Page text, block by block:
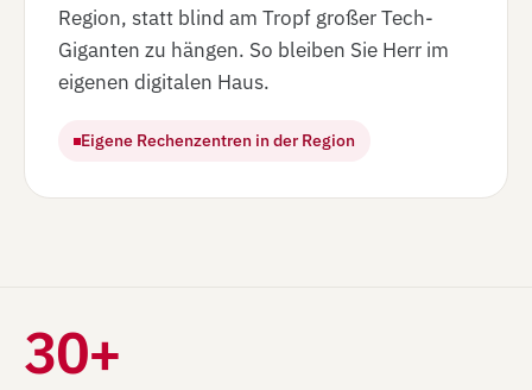
Region, statt blind am Tropf großer Tech-
Giganten zu hängen. So bleiben Sie Herr im
eigenen digitalen Haus.
Eigene Rechenzentren in der Region
30+